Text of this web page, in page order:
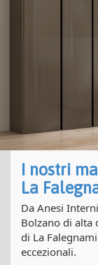
I nostri
La
Da Anesi
Bolzano di alta
di La
eccezionali.